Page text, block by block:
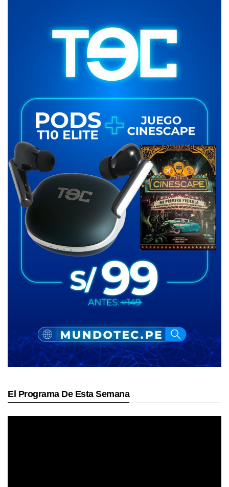
El Programa De Esta Semana